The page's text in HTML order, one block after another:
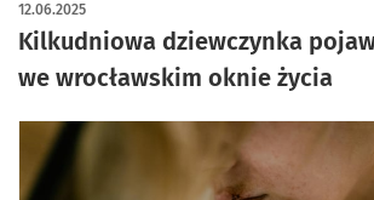
Kilkudniowa dziewczynka
we wrocławskim oknie życia
12.06.2025